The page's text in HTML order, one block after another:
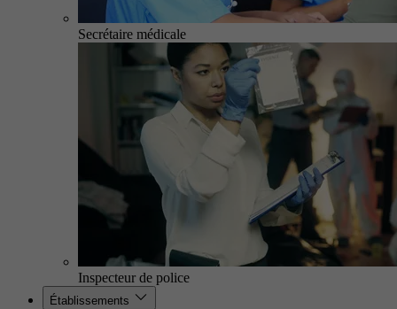
Secrétaire médicale
Inspecteur de police
Établissements